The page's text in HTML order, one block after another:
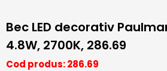
Bec LED decorativ
4.8W, 2700K, 286.69
Cod produs: 286.69